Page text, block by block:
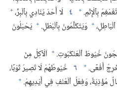
بِٱلْإِثْمِ.‏ + ٤ لَا أَحَدَ يُنَادِي بِٱلْبِرِّ،‏ +
+ وَيَتَكَلَّمُونَ بِٱلْبُطْلِ.‏ + يَحْبَلُونَ
خُيُوطَ ٱلْعَنْكَبُوتِ.‏ + اَلْآكِلُ مِنْ
أَفْعًى.‏ + ٦ خُيُوطُهُمْ لَا تَصِيرُ ثَوْبًا،‏
مُؤْذِيَةٌ،‏ وَفِعْلُ ٱلْعُنْفِ فِي أَيْدِيهِمْ.‏ +